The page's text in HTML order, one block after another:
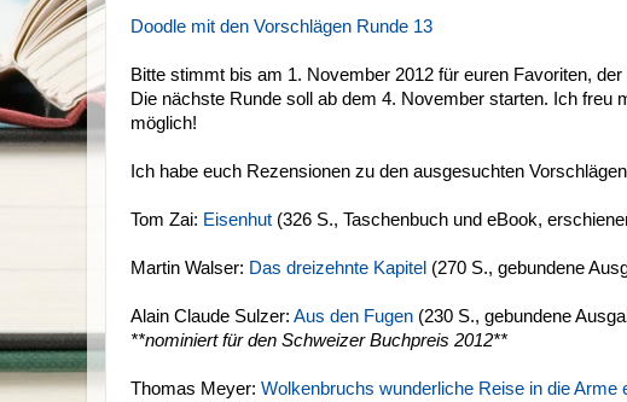
Doodle mit den Vorschlägen Runde 13
Bitte stimmt bis am 1. November 2012 für euren Favoriten,
Die nächste Runde soll ab dem 4. November starten. Ich freu
möglich!
Ich habe euch Rezensionen zu den ausgesuchten
Tom Zai: Eisenhut (326 S., Taschenbuch und eBook,
Martin Walser: Das dreizehnte Kapitel (270 S., gebundene
Alain Claude Sulzer: Aus den Fugen (230 S., gebundene
**nominiert für den Schweizer Buchpreis 2012**
Thomas Meyer: Wolkenbruchs wunderliche Reise in die Arme